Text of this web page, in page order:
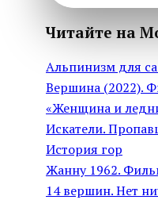
Читайте на
Альпинизм для
Вepшина (2022).
«Женщина и
Искатели.
История гор
Жанну 1962.
14 вершин. Нет